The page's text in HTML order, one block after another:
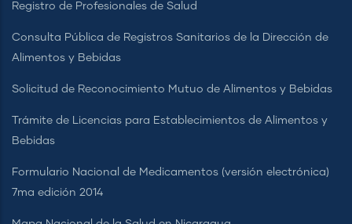
Registro de Profesionales de Salud
Consulta Pública de Registros Sanitarios de la Dirección de
Alimentos y Bebidas
Solicitud de Reconocimiento Mutuo de Alimentos y Bebidas
Trámite de Licencias para Establecimientos de Alimentos y
Bebidas
Formulario Nacional de Medicamentos (versión electrónica)
7ma edición 2014